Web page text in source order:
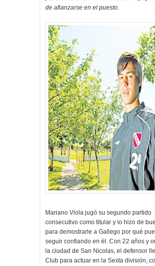
de afianzarse en el puesto.
Mariano Viola jugó su segundo partido
consecutivo como titular y lo hizo de
para demostrarle a Gallego por qué
seguir confiando en él. Con 22 años y
la ciudad de San Nicolas, el defensor
Club para actuar en la Sexta división,